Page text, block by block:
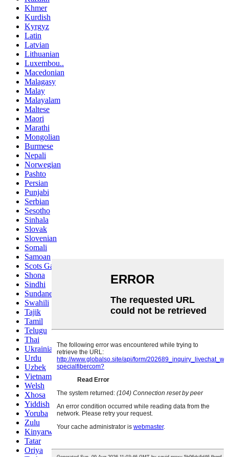
Khmer
Kurdish
Kyrgyz
Latin
Latvian
Lithuanian
Luxembou..
Macedonian
Malagasy
Malay
Malayalam
Maltese
Maori
Marathi
Mongolian
Burmese
Nepali
Norwegian
Pashto
Persian
Punjabi
Serbian
Sesotho
Sinhala
Slovak
Slovenian
Somali
Samoan
Scots Gaelic
Shona
Sindhi
Sundanese
Swahili
Tajik
Tamil
Telugu
Thai
Ukrainian
Urdu
Uzbek
Vietnamese
Welsh
Xhosa
Yiddish
Yoruba
Zulu
Kinyarwanda
Tatar
Oriya